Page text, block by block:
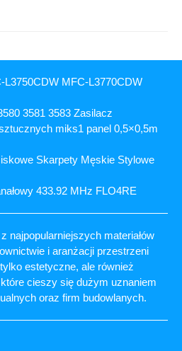
L3750CDW MFC-L3770CDW
3581 3583 Zasilacz
miks1 panel 0,5×0,5m
Skarpety Męskie Stylowe
433.92 MHz FLO4RE
najpopularniejszych materiałów
i aranżacji przestrzeni
estetyczne, ale również
cieszy się dużym uznaniem
oraz firm budowlanych.